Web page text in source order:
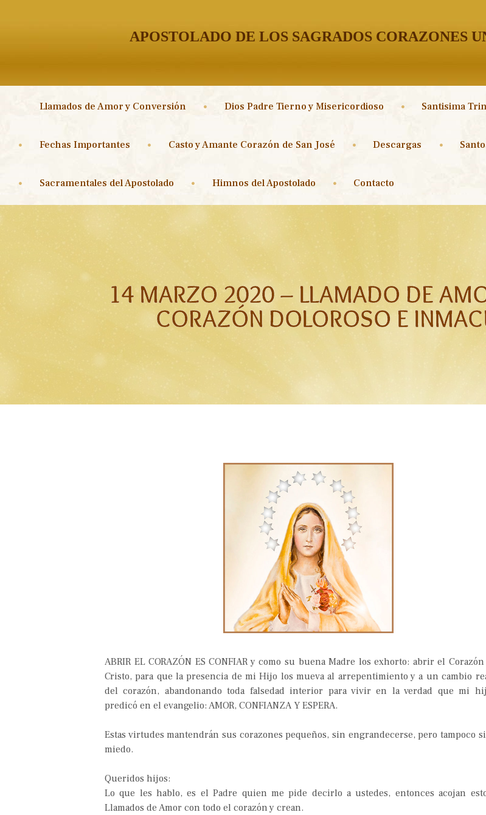
APOSTOLADO DE LOS SAGRADOS CORAZONES
Llamados de Amor y Conversión Dios Padre Tierno y Misericordioso Santisima
Fechas Importantes Casto y Amante Corazón de San José Descargas
Sacramentales del Apostolado Himnos del Apostolado Contacto
14 MARZO 2020 – LLAMADO DE
CORAZÓN DOLOROSO E
ABRIR EL CORAZÓN ES CONFIAR y como su buena Madre los exhorto: abrir el Corazón
Cristo, para que la presencia de mi Hijo los mueva al arrepentimiento y a un cambio
del corazón, abandonando toda falsedad interior para vivir en la verdad que mi
predicó en el evangelio: AMOR, CONFIANZA Y ESPERA.
Estas virtudes mantendrán sus corazones pequeños, sin engrandecerse, pero tampoco
miedo.
Queridos hijos:
Lo que les hablo, es el Padre quien me pide decirlo a ustedes, entonces acojan
Llamados de Amor con todo el corazón y crean.